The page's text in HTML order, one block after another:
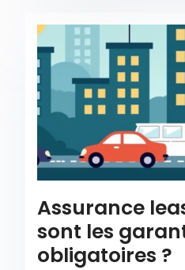
Assurance
sont les
obligatoires ?